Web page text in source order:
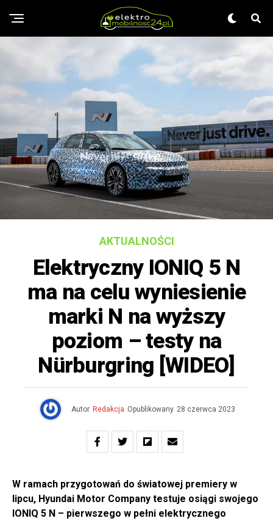
AKTUALNOŚCI
Elektryczny IONIQ 5 N
ma na celu wyniesienie
marki N na wyższy
poziom – testy na
Nürburgring [WIDEO]
Autor Redakcja Opublikowany 28 czerwca 2023
W ramach przygotowań do światowej premiery w
lipcu, Hyundai Motor Company testuje osiągi swojego
IONIQ 5 N – pierwszego w pełni elektrycznego